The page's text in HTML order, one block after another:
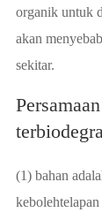
organik untuk
akan
sekitar.
(1) bahan